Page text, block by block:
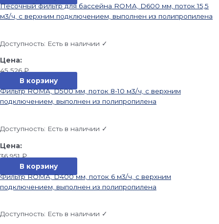
Песочный фильтр для бассейна ROMA, D600 мм, поток 15,5
м3/ч, с верхним подключением, выполнен из полипропилена
Доступность: Есть в наличии ✓
45 526₽
В корзину
Фильтр ROMA, D500 мм, поток 8-10 м3/ч, с верхним
подключением, выполнен из полипропилена
Доступность: Есть в наличии ✓
36 951₽
В корзину
Фильтр ROMA, D400 мм, поток 6 м3/ч, с верхним
подключением, выполнен из полипропилена
Доступность: Есть в наличии ✓